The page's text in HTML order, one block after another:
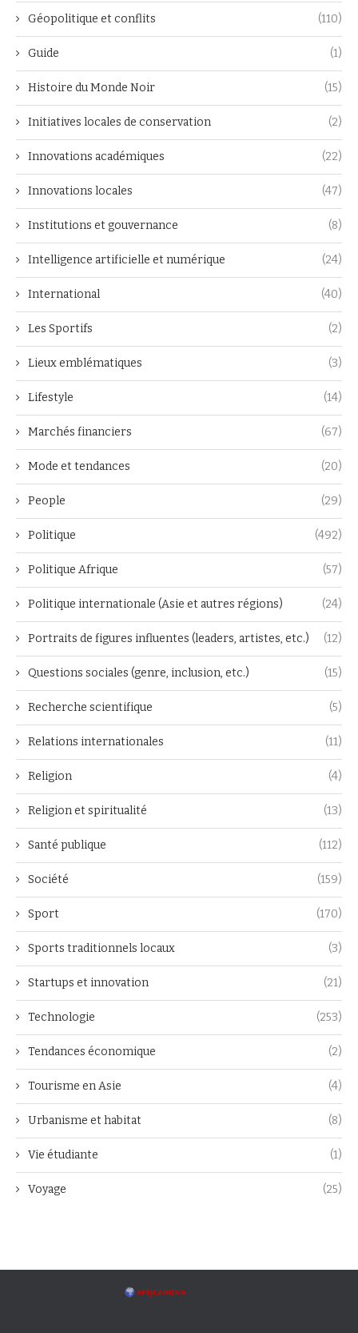
Géopolitique et conflits (110)
Guide (1)
Histoire du Monde Noir (15)
Initiatives locales de conservation (2)
Innovations académiques (22)
Innovations locales (47)
Institutions et gouvernance (8)
Intelligence artificielle et numérique (24)
International (40)
Les Sportifs (2)
Lieux emblématiques (3)
Lifestyle (14)
Marchés financiers (67)
Mode et tendances (20)
People (29)
Politique (492)
Politique Afrique (57)
Politique internationale (Asie et autres régions) (24)
Portraits de figures influentes (leaders, artistes, etc.) (12)
Questions sociales (genre, inclusion, etc.) (15)
Recherche scientifique (5)
Relations internationales (11)
Religion (4)
Religion et spiritualité (13)
Santé publique (112)
Société (159)
Sport (170)
Sports traditionnels locaux (3)
Startups et innovation (21)
Technologie (253)
Tendances économique (2)
Tourisme en Asie (4)
Urbanisme et habitat (8)
Vie étudiante (1)
Voyage (25)